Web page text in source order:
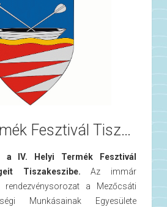
remélhetőleg jobban elősegíti a
ezzel is befolyásolva a
község református lelkésze
ünnepének fontosságára hívta fel
Ezt követően Ady Endre:
IV. Helyi Termék Fesztivál Tiszakeszin
IV. Helyi Termék Fesztivál
Tiszakeszibe.Az immár
a Mezőcsáti
Munkásainak Egyesülete